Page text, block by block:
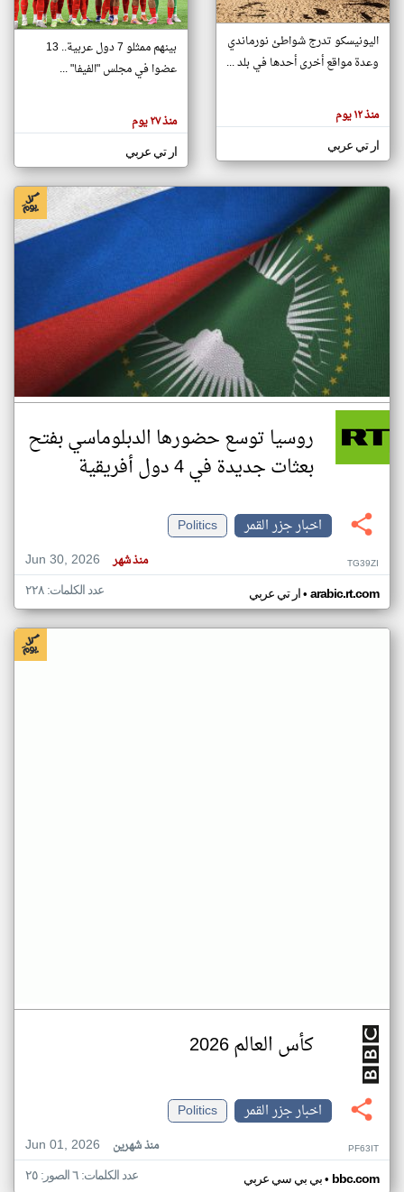
تغيير الدولة
اخبار جزر القمر على مدار الساعة
أهم اخبار جزر القمر العاجلة والمباشرة
هنا عن
وجهة
كاتبيها.
اليونيسكو تدرج شواطئ نورماندي
وعدة مواقع أخرى أحدها في بلد ...
منذ ١٢ يوم
ار تي عربي
بينهم ممثلو 7 دول عربية.. 13
عضوا في مجلس "الفيفا" ...
منذ ٢٧ يوم
ار تي عربي
روسيا توسع حضورها الدبلوماسي بفتح
بعثات جديدة في 4 دول أفريقية
اخبار جزر القمر
Politics
Jun 30, 2026
منذ شهر TG39ZI
ار تي عربي• arabic.rt.com عدد الكلمات: ٢٢٨
كأس العالم 2026
اخبار جزر القمر
Politics
Jun 01, 2026
منذ شهرين PF63IT
بي بي سي عربي• bbc.com عدد الكلمات: ٦ الصور: ٢٥
klyoum.com